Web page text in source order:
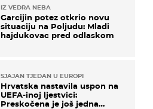
IZ VEDRA NEBA
Garcijin potez otkrio novu
situaciju na Poljudu: Mladi
hajdukovac pred odlaskom
SJAJAN TJEDAN U EUROPI
Hrvatska nastavila uspon na
UEFA-inoj ljestvici:
Preskočena je još jedna